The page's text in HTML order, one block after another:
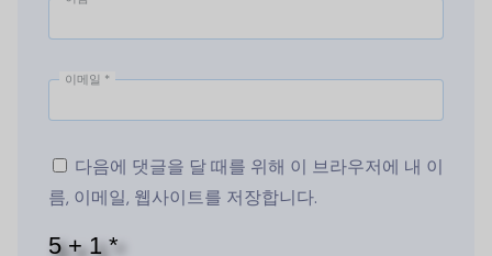
이메일 *
다음에 댓글을 달 때를 위해 이 브라우저에 내 이
름, 이메일, 웹사이트를 저장합니다.